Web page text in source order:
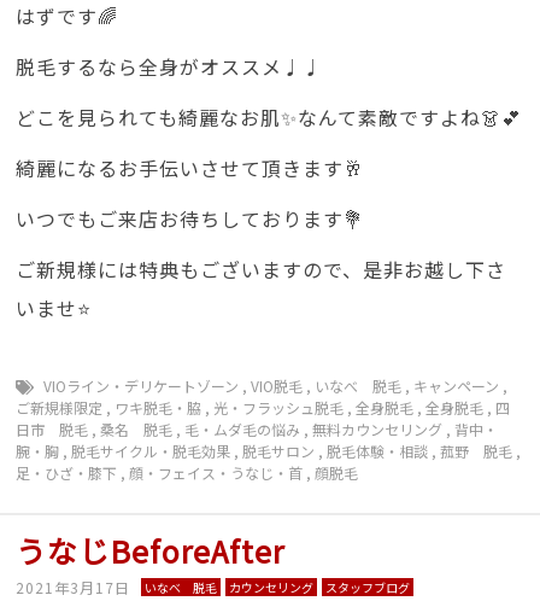
はずです🌈
脱毛するなら全身がオススメ♩♩
どこを見られても綺麗なお肌✨なんて素敵ですよね👗💕
綺麗になるお手伝いさせて頂きます🥂
いつでもご来店お待ちしております💐
ご新規様には特典もございますので、是非お越し下さ
いませ⭐️
VIOライン・デリケートゾーン ,VIO脱毛 , いなべ 脱毛 , キャンペーン ,
ご新規様限定 , ワキ脱毛・脇 , 光・フラッシュ脱毛 ,全身脱毛 ,全身脱毛 , 四
日市 脱毛 ,桑名 脱毛 , 毛・ムダ毛の悩み ,無料カウンセリング , 背中・
腕・胸 ,脱毛サイクル・脱毛効果 ,脱毛サロン ,脱毛体験・相談 ,菰野 脱毛 ,
足・ひざ・膝下 ,顔・フェイス・うなじ・首 ,顔脱毛
うなじBeforeAfter
2021年3月17日 いなべ 脱毛 カウンセリング
スタッフブログ